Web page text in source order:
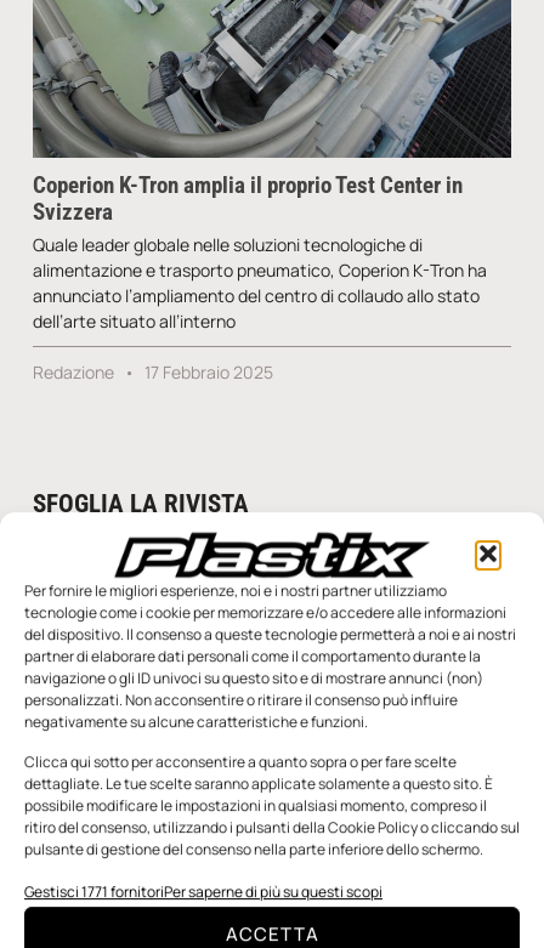
Per fornire le migliori esperienze, noi e i nostri partner utilizziamo
tecnologie come i cookie per memorizzare e/o accedere alle informazioni
del dispositivo. Il consenso a queste tecnologie permetterà a noi e ai nostri
partner di elaborare dati personali come il comportamento durante la
navigazione o gli ID univoci su questo sito e di mostrare annunci (non)
personalizzati. Non acconsentire o ritirare il consenso può influire
negativamente su alcune caratteristiche e funzioni.
Clicca qui sotto per acconsentire a quanto sopra o per fare scelte
dettagliate. Le tue scelte saranno applicate solamente a questo sito. È
possibile modificare le impostazioni in qualsiasi momento, compreso il
ritiro del consenso, utilizzando i pulsanti della Cookie Policy o cliccando sul
pulsante di gestione del consenso nella parte inferiore dello schermo.
Gestisci 1771 fornitoriPer saperne di più su questi scopi
ACCETTA
Coperion K-Tron amplia il proprio Test Center in
Svizzera
Quale leader globale nelle soluzioni tecnologiche di
alimentazione e trasporto pneumatico, Coperion K-Tron ha
annunciato l’ampliamento del centro di collaudo allo stato
dell’arte situato all’interno
Redazione 17 Febbraio 2025
SFOGLIA LA RIVISTA
Edicola Web
Notizie da Meccanicanews
I nanonastri di grafene come potenziali sensori per i